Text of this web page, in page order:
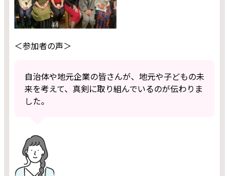
＜参加者の声＞
自治体や地元企業の皆さんが、地元や子どもの未
来を考えて、真剣に取り組んでいるのが伝わりま
した。